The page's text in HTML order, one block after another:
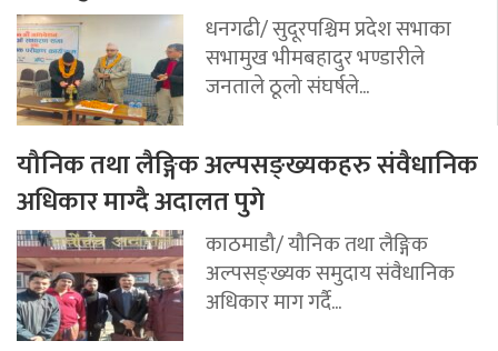
धनगढी/ सुदूरपश्चिम प्रदेश सभाका
सभामुख भीमबहादुर भण्डारीले
जनताले ठूलो संघर्षले...
यौनिक तथा लैङ्गिक अल्पसङ्ख्यकहरु संवैधानिक
अधिकार माग्दै अदालत पुगे
काठमाडौ/ यौनिक तथा लैङ्गिक
अल्पसङ्ख्यक समुदाय संवैधानिक
अधिकार माग गर्दै...